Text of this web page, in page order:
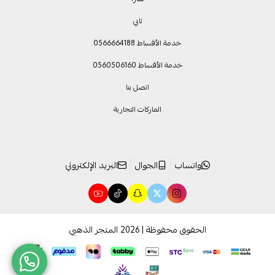
تابي
خدمة الأقساط 0566664188
خدمة الأقساط 0560506160
اتصل بنا
الماركات التجارية
واتساب الجوال البريد الإلكتروني
الحقوق محفوظة | 2026 المتجر الذهبي